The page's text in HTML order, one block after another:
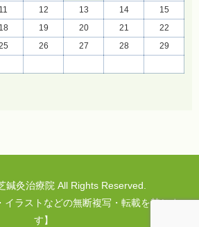
11 12 13 14
15
18 19 20 21
22
26 27 28
29
鍼灸治療院 All Rights Reserved.
イラストなどの無断複写・転載を禁じま
す】